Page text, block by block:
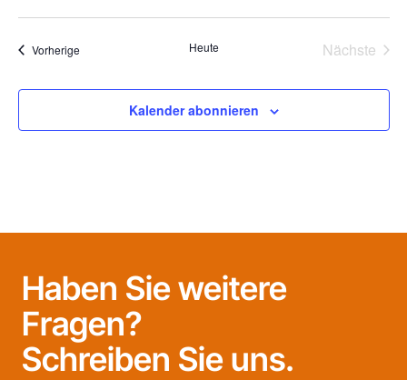
VorherigeVeranstaltungen Heute Nächste
Kalender abonnieren
Haben Sie weitere
Fragen?
Schreiben Sie uns.